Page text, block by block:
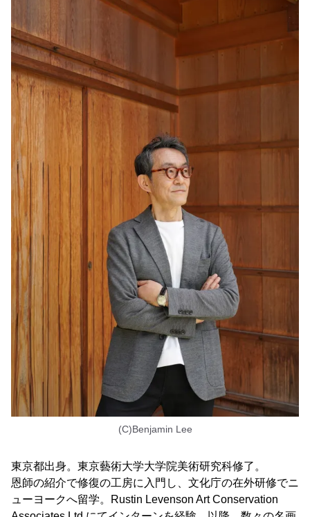
(C)Benjamin Lee
東京都出身。東京藝術大学大学院美術研究科修了。
恩師の紹介で修復の工房に入門し、文化庁の在外研修でニ
ューヨークへ留学。Rustin Levenson Art Conservation